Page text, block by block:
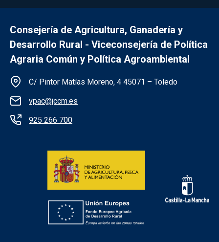
Consejería de Agricultura, Ganadería y
Desarrollo Rural - Viceconsejería de Política
Agraria Común y Política Agroambiental
Información de la institución
C/ Pintor Matías Moreno, 4 45071 – Toledo
vpac@jccm.es
925 266 700